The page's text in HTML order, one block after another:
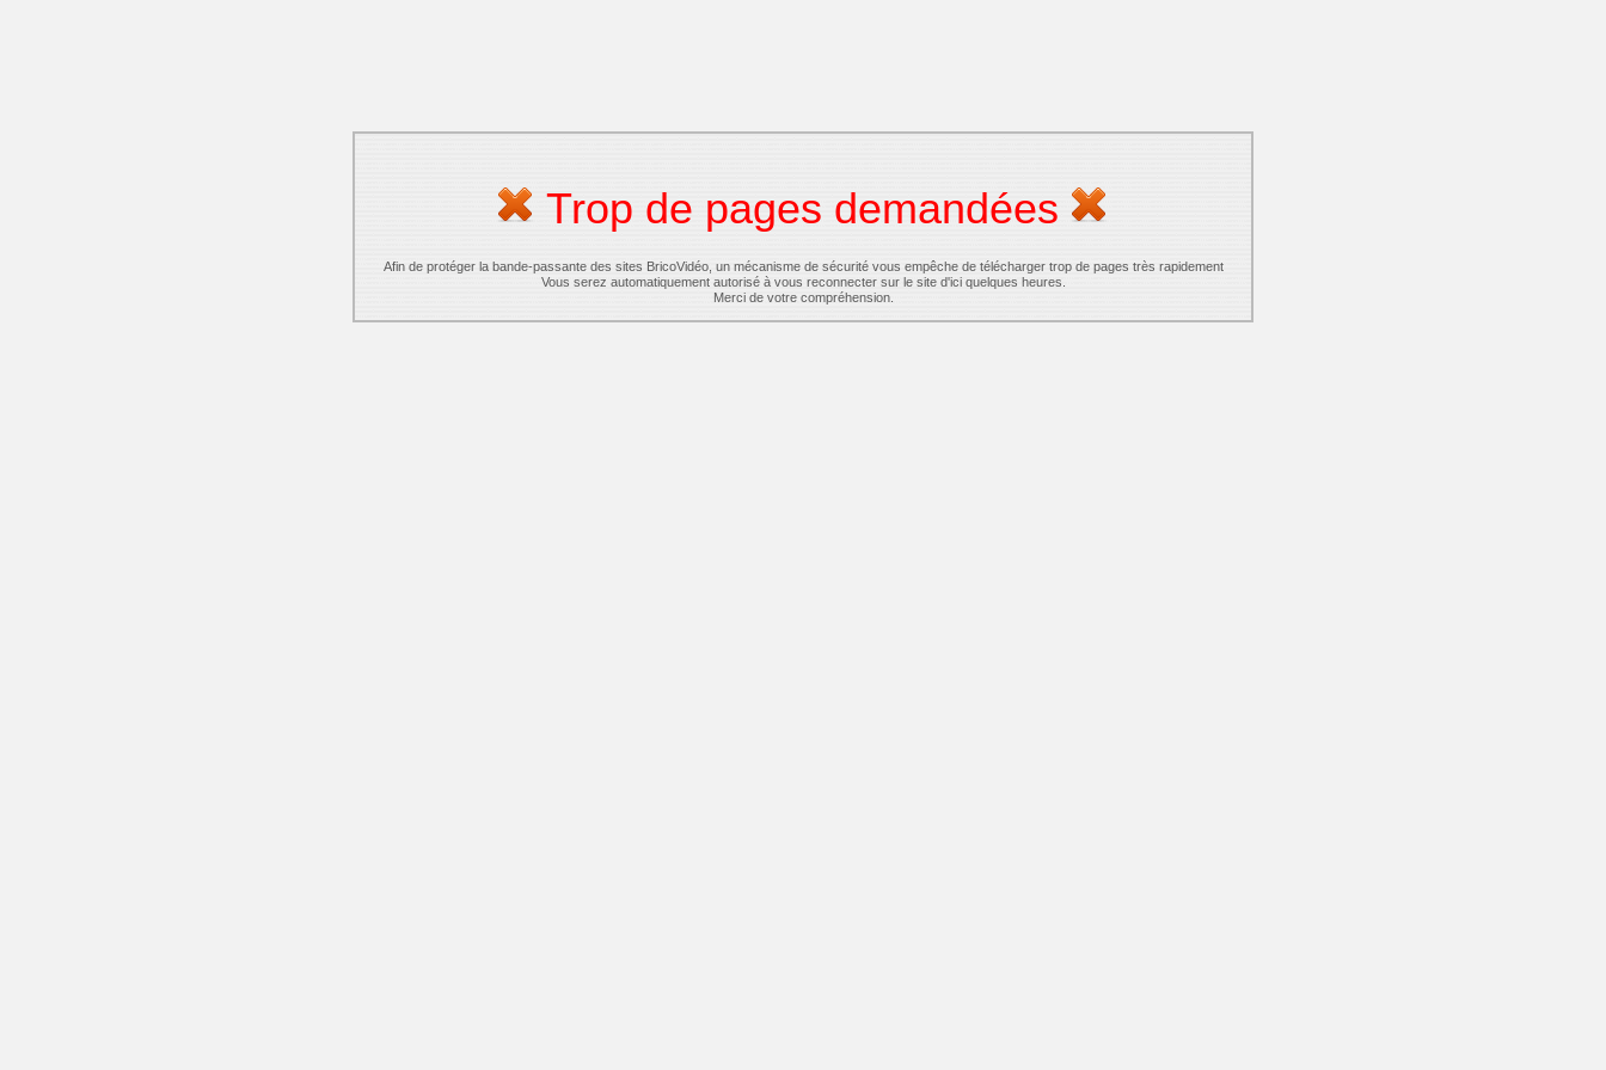
Trop de pages demandées
Afin de protéger la bande-passante des sites BricoVidéo, un mécanisme de sécurité vous empêche de télécharger trop de pages très rapidement
Vous serez automatiquement autorisé à vous reconnecter sur le site d'ici quelques heures.
Merci de votre compréhension.